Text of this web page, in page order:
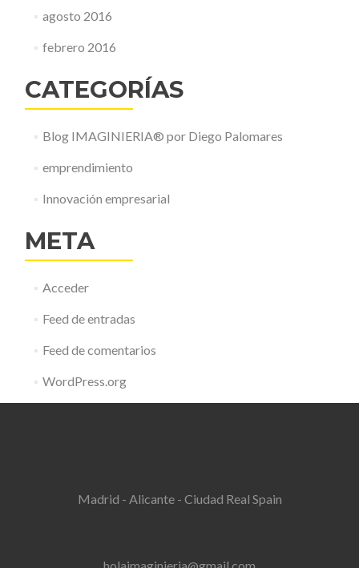
agosto 2016
febrero 2016
CATEGORÍAS
Blog IMAGINIERIA® por Diego Palomares
emprendimiento
Innovación empresarial
META
Acceder
Feed de entradas
Feed de comentarios
WordPress.org
Madrid - Alicante - Ciudad Real Spain